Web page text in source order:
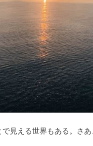
見える世界もある。さ